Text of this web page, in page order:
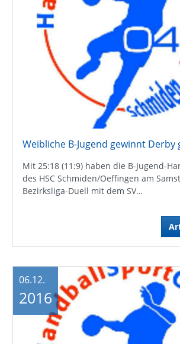
Mit 25:18 (11:9) haben die B-Jugend-
des HSC Schmiden/Oeffingen am
Bezirksliga-Duell mit dem SV…
06.12.
2016